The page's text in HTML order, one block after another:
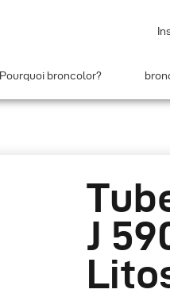
Pourquoi broncolor?
J